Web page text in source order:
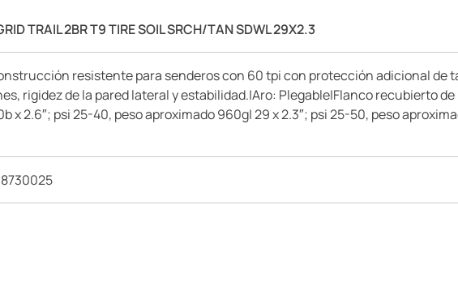
TRAIL 2BR T9 TIRE SOIL SRCH/TAN SDWL 29X2.3
resistente para senderos con 60 tpi con protección adicional de
rigidez de la pared lateral y estabilidad.|Aro: Plegable|Flanco recubierto
x 2.6″; psi 25-40, peso aproximado 960g| 29 x 2.3″; psi 25-50, peso